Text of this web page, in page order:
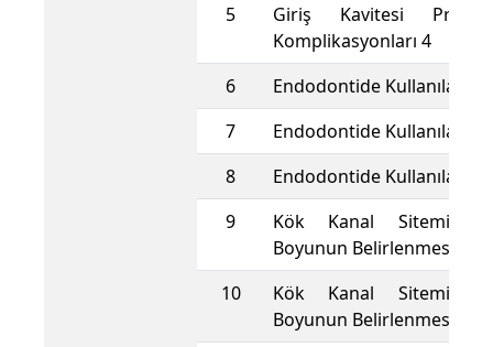
5
Giriş Kavitesi
Komplikasyonları 4
6
Endodontide Kullanılan
7
Endodontide Kullanılan
8
Endodontide Kullanılan
9
Kök Kanal Siteminde
Boyunun Belirlenmesi 1
10
Kök Kanal Siteminde
Boyunun Belirlenmesi 2